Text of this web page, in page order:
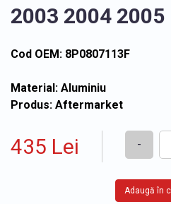
2003 2004 2005
Cod OEM: 8P0807113F
Material: Aluminiu
Produs: Aftermarket
435 Lei -
Adaugă în